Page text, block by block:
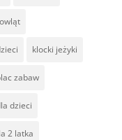
klocki jeżyki
zabaw
dzieci
2 latka